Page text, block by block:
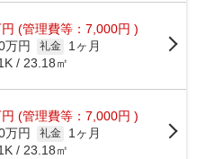
円 (管理費等：7,000円 )
万円 礼金
1ヶ月
/ 23.18㎡
円 (管理費等：7,000円 )
万円 礼金
1ヶ月
/ 23.18㎡